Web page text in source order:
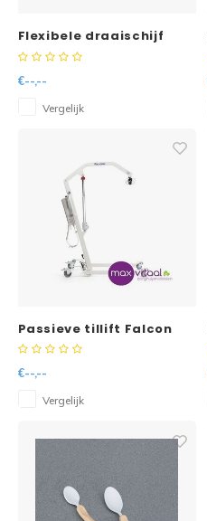
Flexibele draaischijf
€--,--
Vergelijk
Passieve tillift Falcon
€--,--
Vergelijk